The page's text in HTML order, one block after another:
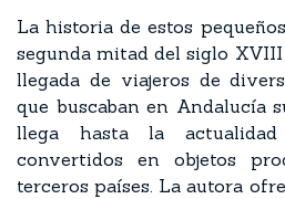
La historia de estos
segunda mitad del siglo
llegada de viajeros de
que buscaban en Andalucía
llega hasta la
convertidos en objetos
terceros países. La autora